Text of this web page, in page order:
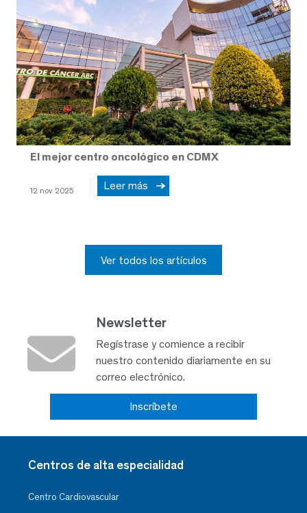
El mejor centro oncológico en CDMX
12 nov 2025 Leer más
Ver todos los artículos
Newsletter
Regístrase y comience a recibir
nuestro contenido diariamente en su
correo electrónico.
Inscríbete
Centros de alta especialidad
Centro Cardiovascular